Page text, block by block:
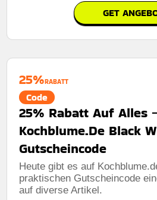
GET
25%RABATT
Code
25% Rabatt Auf Alles
Kochblume.De Black
Gutscheincode
Heute gibt es auf
praktischen Gutscheincode
auf diverse Artikel.